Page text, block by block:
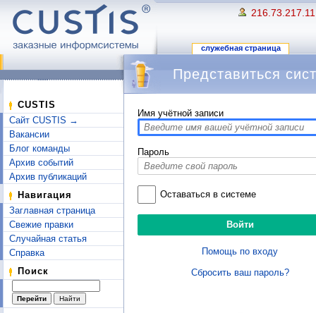
216.73.217.11
служебная страница
CUSTIS
Сайт CUSTIS →
Вакансии
Блог команды
Архив событий
Архив публикаций
Навигация
Заглавная страница
Свежие правки
Случайная статья
Справка
Поиск
Представиться
Имя учётной записи
Пароль
Оставаться в системе
Помощь по входу
Сбросить ваш пароль?